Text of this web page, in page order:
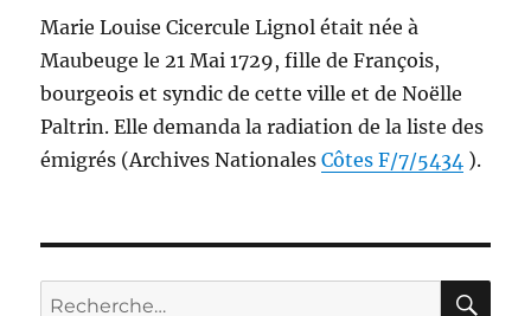
Marie Louise Cicercule Lignol était née à
Maubeuge le 21 Mai 1729, fille de François,
bourgeois et syndic de cette ville et de Noëlle
Paltrin. Elle demanda la radiation de la liste des
émigrés (Archives NationalesCôtes F/7/5434 ).
Recherche